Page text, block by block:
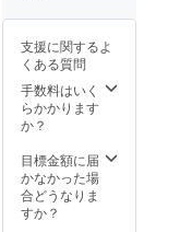
材の供
給状
況、製
造工程
上の都
合等に
が遅れ
る場合
があり
格より
可能性
もござ
いま
す。 ※
デザイ
様は変
更にな
る可能
性もご
支援に関するよ
くある質問
手数料はいく
らかかります
か？
目標金額に届
かなかった場
合どうなりま
すか？